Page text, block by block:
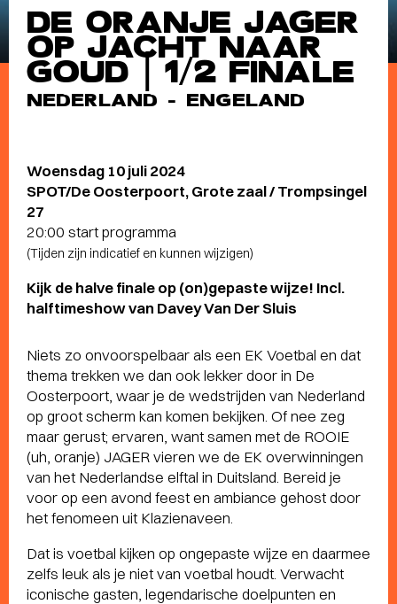
DE ORANJE JAGER
OP JACHT NAAR
GOUD | 1/2 FINALE
NEDERLAND - ENGELAND
Woensdag 10 juli 2024
SPOT/De Oosterpoort, Grote zaal / Trompsingel
27
20:00 start programma
(Tijden zijn indicatief en kunnen wijzigen)
Kijk de halve finale op (on)gepaste wijze! Incl.
halftimeshow van Davey Van Der Sluis
Niets zo onvoorspelbaar als een EK Voetbal en dat
thema trekken we dan ook lekker door in De
Oosterpoort, waar je de wedstrijden van Nederland
op groot scherm kan komen bekijken. Of nee zeg
maar gerust; ervaren, want samen met de ROOIE
(uh, oranje) JAGER vieren we de EK overwinningen
van het Nederlandse elftal in Duitsland. Bereid je
voor op een avond feest en ambiance gehost door
het fenomeen uit Klazienaveen.
Dat is voetbal kijken op ongepaste wijze en daarmee
zelfs leuk als je niet van voetbal houdt. Verwacht
iconische gasten, legendarische doelpunten en